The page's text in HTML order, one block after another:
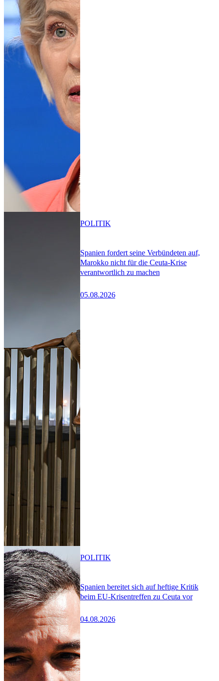
Spanien fordert seine Verbündeten auf,
Marokko nicht für die Ceuta-Krise
verantwortlich zu machen
05.08.2026
POLITIK
Spanien bereitet sich auf heftige Kritik
beim EU-Krisentreffen zu Ceuta vor
04.08.2026
POLITIK